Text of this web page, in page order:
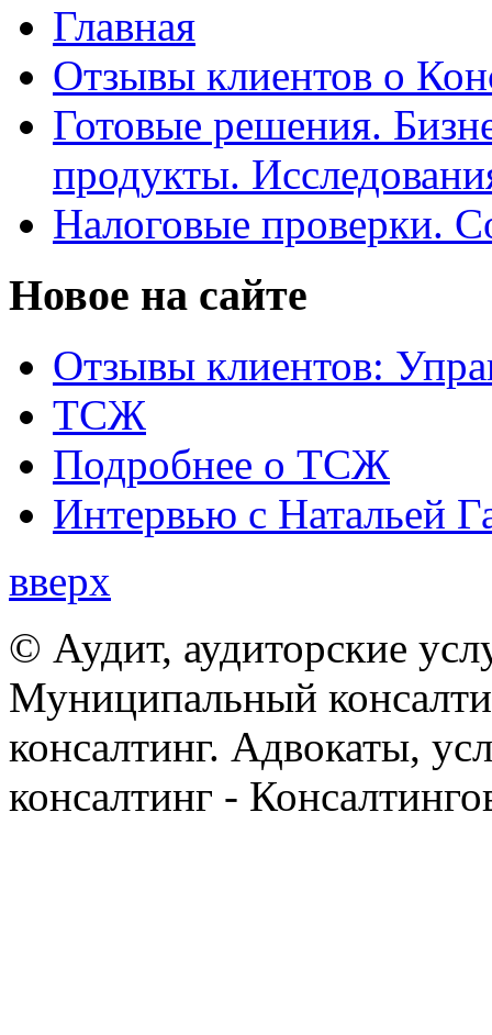
Главная
Отзывы клиентов о
Готовые решения.
продукты.
Налоговые проверки.
Новое на сайте
Отзывы клиентов:
ТСЖ
Подробнее о ТСЖ
Интервью с Натальей
вверх
© Аудит, аудиторские
Муниципальный
консалтинг. Адвокаты,
консалтинг -